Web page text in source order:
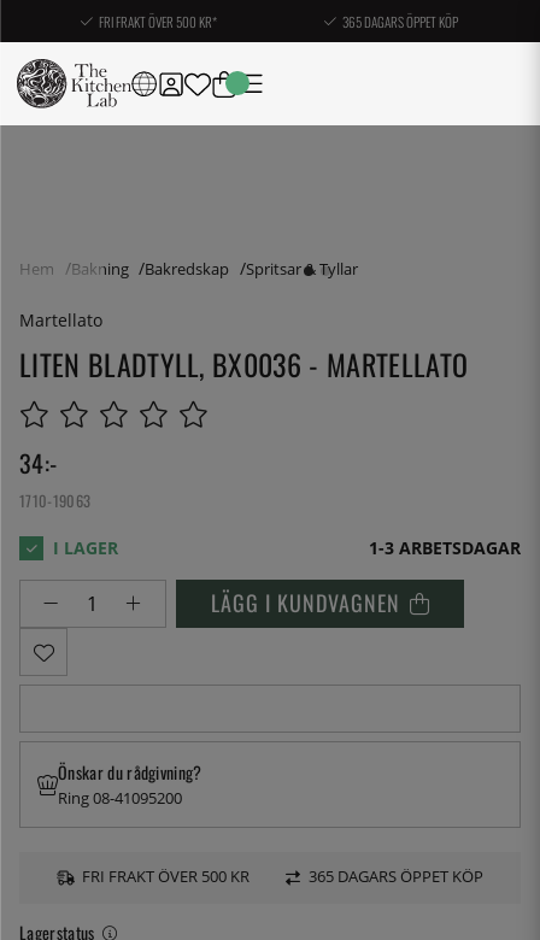
FRI FRAKT ÖVER 500 KR* 365 DAGARS ÖPPET KÖP
Hem Bakning Bakredskap Spritsar & Tyllar
Martellato
LITEN BLADTYLL, BX0036 - MARTELLATO
34:-
1710-19063
1-3 ARBETSDAGAR
LÄGG I KUNDVAGNEN
Lagerstatus
Önskar du rådgivning?
Ring 08-41095200
FRI FRAKT ÖVER 500 KR 365 DAGARS ÖPPET KÖP